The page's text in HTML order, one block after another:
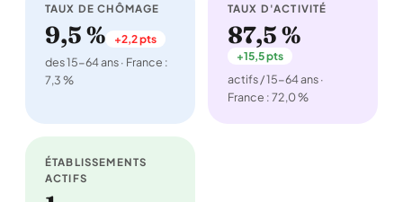
TAUX DE CHÔMAGE
9,5 % +2,2 pts
des 15-64 ans · France :
7,3 %
TAUX D'ACTIVITÉ
87,5 %
+15,5 pts
actifs / 15-64 ans ·
France : 72,0 %
ÉTABLISSEMENTS
ACTIFS